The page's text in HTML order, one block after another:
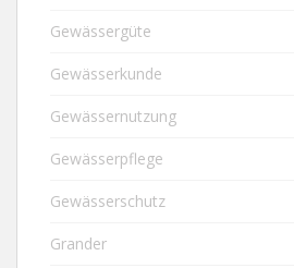
Gewässergüte
Gewässerkunde
Gewässernutzung
Gewässerpflege
Gewässerschutz
Grander